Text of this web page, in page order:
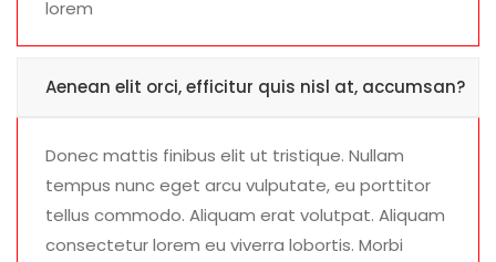
lorem
Aenean elit orci, efficitur quis nisl at, accumsan?
Donec mattis finibus elit ut tristique. Nullam
tempus nunc eget arcu vulputate, eu porttitor
tellus commodo. Aliquam erat volutpat. Aliquam
consectetur lorem eu viverra lobortis. Morbi